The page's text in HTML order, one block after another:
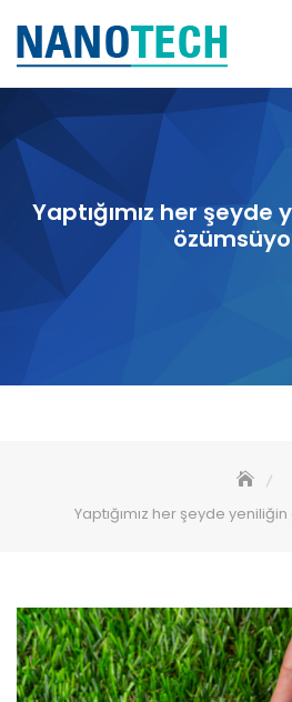
content
Yaptığımız her
Yaptığımız her şeyde